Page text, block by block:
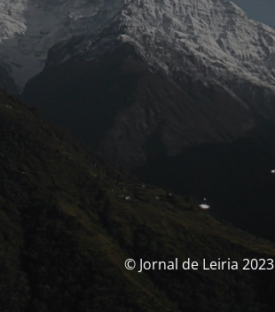
© Jornal de Leiria 2023